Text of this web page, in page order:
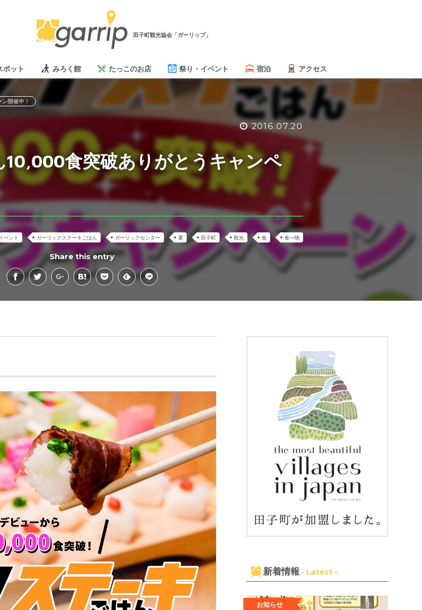
田子町観光協会「ガーリップ」
ポット みろく館 たっこのお店 祭り・イベント 宿泊 アクセス
開催中！
2016.07.20
10,000食突破ありがとうキャンペ
ベント ガーリックステーキごはん ガーリックセンター 夏 田子町 観光 食 食べ物
Share this entry
新着情報 - Latest -
お知らせ